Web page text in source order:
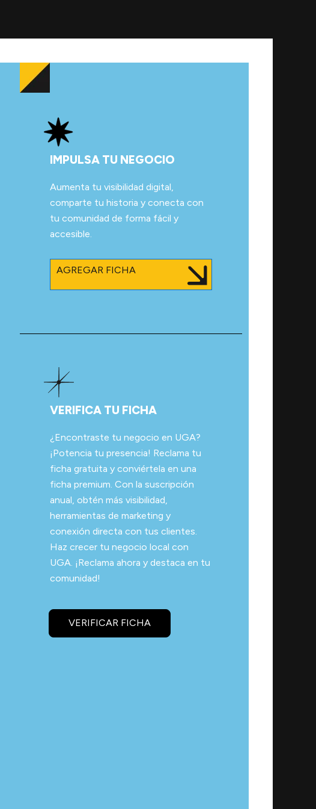
IMPULSA TU NEGOCIO
Aumenta tu visibilidad digital,
comparte tu historia y conecta con
tu comunidad de forma fácil y
accesible.
AGREGAR FICHA
VERIFICA TU FICHA
¿Encontraste tu negocio en UGA?
¡Potencia tu presencia! Reclama tu
ficha gratuita y conviértela en una
ficha premium. Con la suscripción
anual, obtén más visibilidad,
herramientas de marketing y
conexión directa con tus clientes.
Haz crecer tu negocio local con
UGA. ¡Reclama ahora y destaca en tu
comunidad!
VERIFICAR FICHA